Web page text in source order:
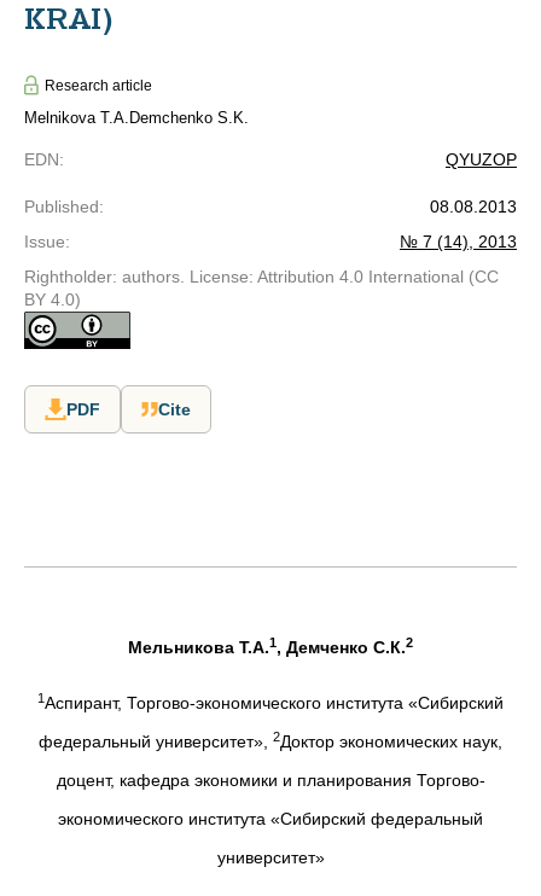
KRAI)
Research article
Melnikova T.A. Demchenko S.K.
EDN: QYUZOP
Published:
08.08.2013
Issue:
№ 7 (14), 2013
Rightholder: authors. License: Attribution 4.0 International (CC
BY 4.0)
PDF Cite
Мельникова Т.А.1, Демченко С.К.2
1Аспирант, Торгово-экономического института «Сибирский
федеральный университет»,
2Доктор экономических наук,
доцент, кафедра экономики и планирования Торгово-
экономического института «Сибирский федеральный
университет»